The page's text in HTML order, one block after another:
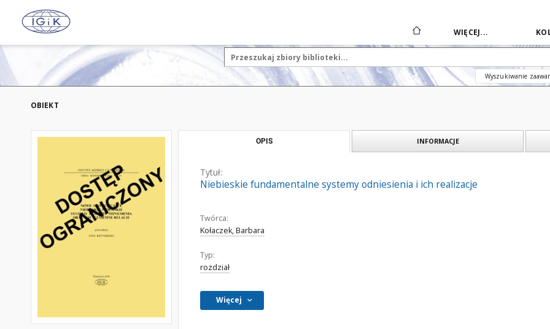
WIĘCEJ...
Wyszukiwanie
OBIEKT
OPIS INFORMACJE
Tytuł:
Niebieskie fundamentalne systemy odniesienia i ich realizacje
Twórca:
Kołaczek, Barbara
Typ:
rozdział
Więcej